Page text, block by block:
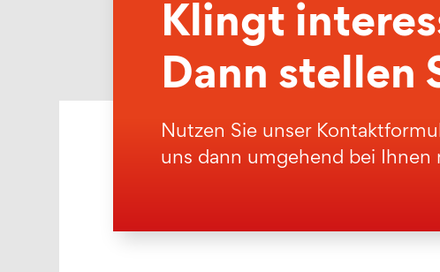
Klingt
Dann stellen
Nutzen Sie unser
uns dann umgehend bei